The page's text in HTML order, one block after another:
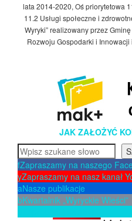
lata 2014-2020, Oś priorytetowa
11.2 Usługi społeczne i
Wyryki” realizowany przez
Rozwoju Gospodarki i
JAK ZAŁOŻYĆ
Szukaj
fZapraszamy na naszego
yZapraszamy na nasz kanał
aNasze publikacje
bKwartalnik „Wyryckie Wieści”